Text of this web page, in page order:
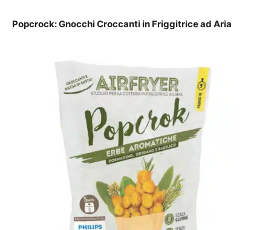
Popcrock: Gnocchi Croccanti in Friggitrice ad Aria